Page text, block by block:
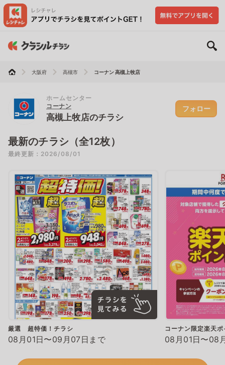
大阪府 高槻市 コーナン 高槻上牧店
ホームセンター
コーナン
高槻上牧店のチラシ
フォロー
最新のチラシ（全12枚）
最終更新：2026/08/01
厳選 超特価！チラシ
08月01日〜09月07日まで
コーナン限定楽天
08月01日〜08